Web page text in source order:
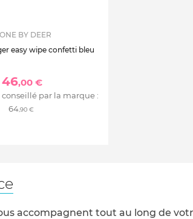
BY DEER
easy wipe confetti bleu
46,00 €
conseillé par la marque :
64,90 €
accompagnent tout au long de